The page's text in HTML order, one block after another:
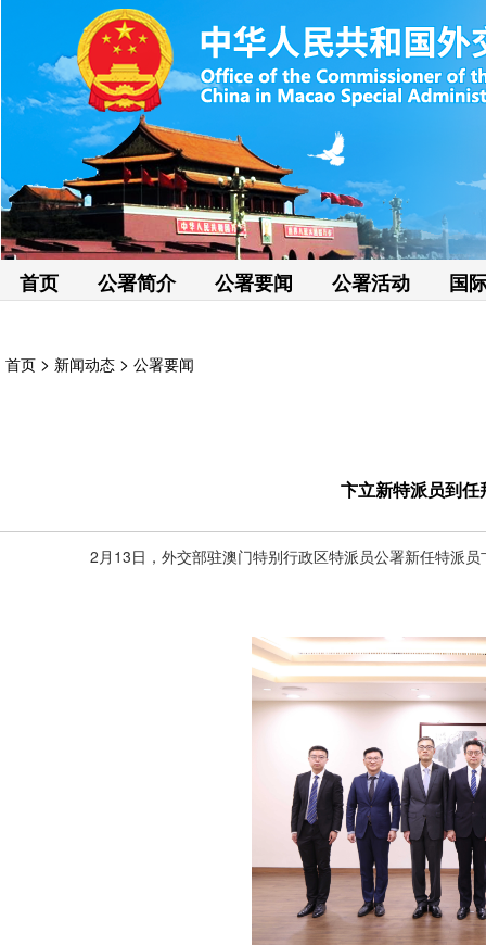
首页 公署简介 公署要闻 公署活动 国
首页 > 新闻动态 > 公署要闻
卞立新特派员到
2月13日，外交部驻澳门特别行政区特派员公署新任特派